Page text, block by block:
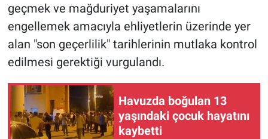
geçmek ve mağduriyet yaşamalarını
engellemek amacıyla ehliyetlerin üzerinde yer
alan "son geçerlilik" tarihlerinin mutlaka kontrol
edilmesi gerektiği vurgulandı.
Havuzda boğulan 13
yaşındaki çocuk hayatını
kaybetti